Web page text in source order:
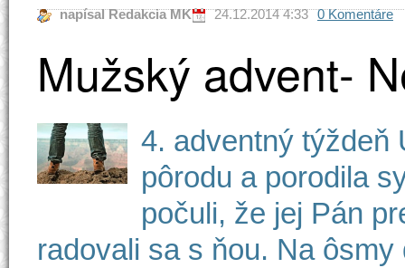
napísal Redakcia MK 24.12.2014 4:33 0 Komentáre
Mužský advent-
4. adventný týždeň
pôrodu a porodila
počuli, že jej Pán
radovali sa s ňou. Na